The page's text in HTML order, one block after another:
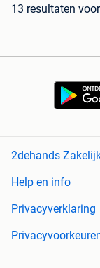
13 resultaten
2dehands
Help en info
Privacyverklaring